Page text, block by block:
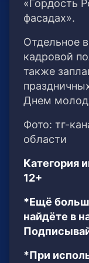
«Гордость
фасадах».
Отдельное
кадровой
также
Днем
Фото: тг-
области
Категория
12+
*Ещё
найдёте в
*При